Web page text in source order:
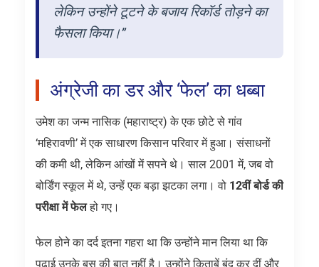
लेकिन उन्होंने टूटने के बजाय रिकॉर्ड तोड़ने का
फैसला किया।”
अंग्रेजी का डर और ‘फेल’ का धब्बा
उमेश का जन्म नासिक (महाराष्ट्र) के एक छोटे से गांव
‘महिरावणी’ में एक साधारण किसान परिवार में हुआ। संसाधनों
की कमी थी, लेकिन आंखों में सपने थे। साल 2001 में, जब वो
बोर्डिंग स्कूल में थे, उन्हें एक बड़ा झटका लगा। वो 12वीं बोर्ड की
परीक्षा में फेलहो गए।
फेल होने का दर्द इतना गहरा था कि उन्होंने मान लिया था कि
पढ़ाई उनके बस की बात नहीं है। उन्होंने किताबें बंद कर दीं और